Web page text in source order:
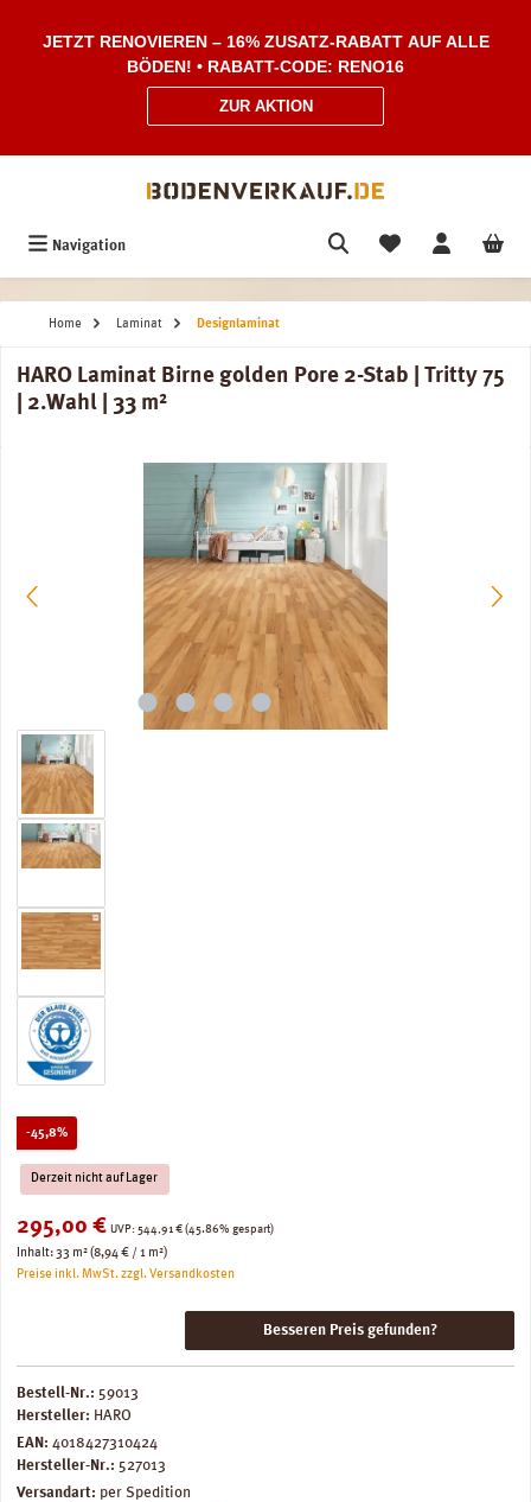
JETZT RENOVIEREN – 16% ZUSATZ-RABATT AUF ALLE
BÖDEN! • RABATT-CODE: RENO16
ZUR AKTION
Navigation
Home Laminat Designlaminat
HARO Laminat Birne golden Pore 2-Stab | Tritty 75
| 2.Wahl | 33 m²
Bildergalerie überspringen
-45,8%Rabatt
Derzeit nicht auf Lager
Verkaufspreis:
295,00 € UVP: Regulärer Preis:
544,91 € (45.86% gespart)
Inhalt:33 m²(8,94 € / 1 m²)
Preise inkl. MwSt. zzgl. Versandkosten
Besseren Preis gefunden?
Bestell-Nr.: 59013
Hersteller: HARO
EAN: 4018427310424
Hersteller-Nr.: 527013
Versandart: per Spedition